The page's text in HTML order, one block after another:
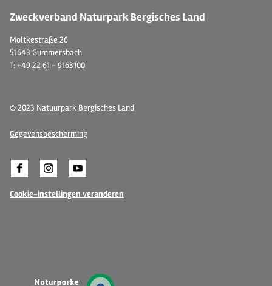
Zweckverband Naturpark Bergisches Land
Moltkestraße 26
51643 Gummersbach
T: +49 22 61 - 9163100
© 2023 Natuurpark Bergisches Land
Gegevensbescherming
Cookie-instellingen veranderen